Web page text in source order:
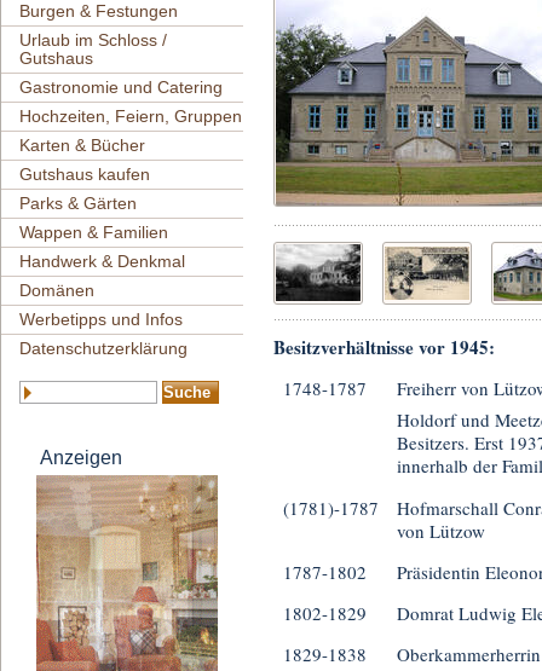
Burgen & Festungen
Urlaub im Schloss /
Gutshaus
Gastronomie und Catering
Hochzeiten, Feiern, Gruppen
Karten & Bücher
Gutshaus kaufen
Parks & Gärten
Wappen & Familien
Handwerk & Denkmal
Domänen
Werbetipps und Infos
Datenschutzerklärung
Anzeigen
Besitzverhältnisse vor 1945:
1748-1787
Freiherr von
Holdorf und
Besitzers. Erst
innerhalb der
(1781)-1787
Hofmarschall
von Lützow
1787-1802
Präsidentin
1802-1829
Domrat Ludwig
1829-1838